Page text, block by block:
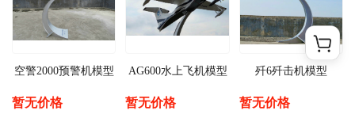
空警2000预警机模型
暂无价格
AG600水上飞机模型
暂无价格
歼6歼击机模型
暂无价格